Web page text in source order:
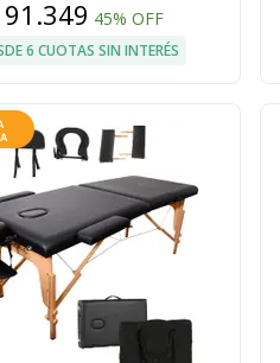
45% OFF
6 CUOTAS SIN INTERÉS